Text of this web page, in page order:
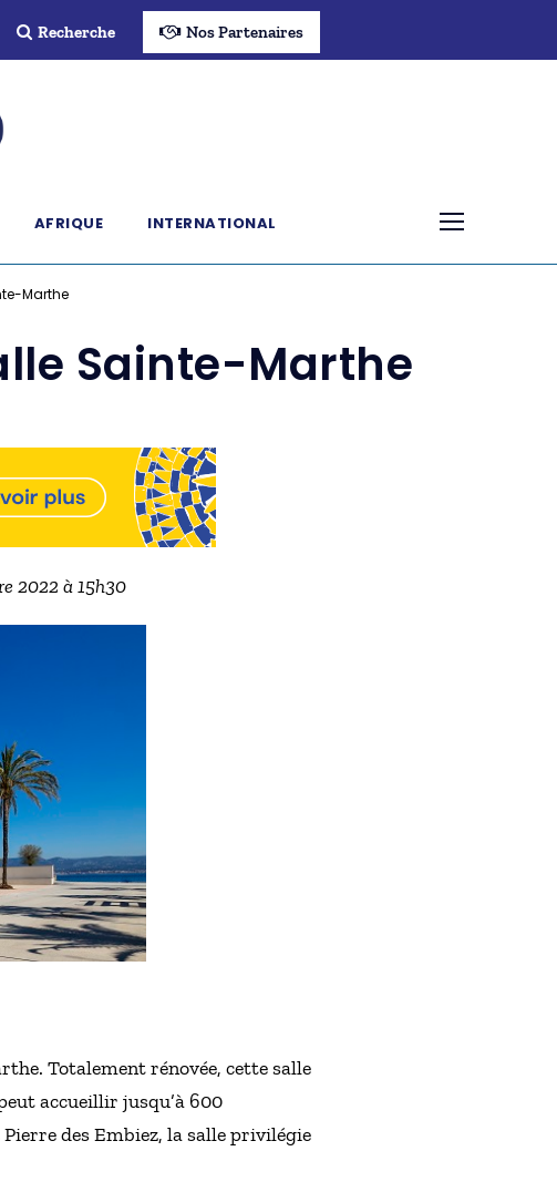
Recherche Nos Partenaires
AFRIQUE INTERNATIONAL
Marthe
Sainte-Marthe
2022 à 15h30
Totalement rénovée, cette salle
accueillir jusqu’à 600
des Embiez, la salle privilégie